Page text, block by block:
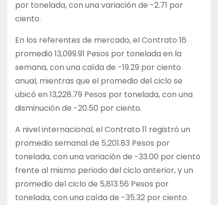
por tonelada, con una variación de -2.71 por
ciento.
En los referentes de mercado, el Contrato 16
promedió 13,099.91 Pesos por tonelada en la
semana, con una caída de -19.29 por ciento
anual, mientras que el promedio del ciclo se
ubicó en 13,228.79 Pesos por tonelada, con una
disminución de -20.50 por ciento.
A nivel internacional, el Contrato 11 registró un
promedio semanal de 5,201.83 Pesos por
tonelada, con una variación de -33.00 por ciento
frente al mismo periodo del ciclo anterior, y un
promedio del ciclo de 5,813.56 Pesos por
tonelada, con una caída de -35.32 por ciento.